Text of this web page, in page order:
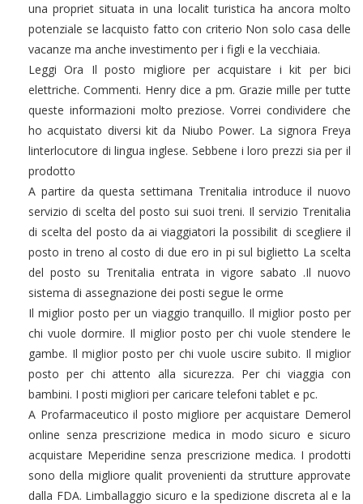
una propriet situata in una localit turistica ha ancora molto
potenziale se lacquisto fatto con criterio Non solo casa delle
vacanze ma anche investimento per i figli e la vecchiaia.
Leggi Ora Il posto migliore per acquistare i kit per bici
elettriche. Commenti. Henry dice a pm. Grazie mille per tutte
queste informazioni molto preziose. Vorrei condividere che
ho acquistato diversi kit da Niubo Power. La signora Freya
linterlocutore di lingua inglese. Sebbene i loro prezzi sia per il
prodotto
A partire da questa settimana Trenitalia introduce il nuovo
servizio di scelta del posto sui suoi treni. Il servizio Trenitalia
di scelta del posto da ai viaggiatori la possibilit di scegliere il
posto in treno al costo di due ero in pi sul biglietto La scelta
del posto su Trenitalia entrata in vigore sabato .Il nuovo
sistema di assegnazione dei posti segue le orme
Il miglior posto per un viaggio tranquillo. Il miglior posto per
chi vuole dormire. Il miglior posto per chi vuole stendere le
gambe. Il miglior posto per chi vuole uscire subito. Il miglior
posto per chi attento alla sicurezza. Per chi viaggia con
bambini. I posti migliori per caricare telefoni tablet e pc.
A Profarmaceutico il posto migliore per acquistare Demerol
online senza prescrizione medica in modo sicuro e sicuro
acquistare Meperidine senza prescrizione medica. I prodotti
sono della migliore qualit provenienti da strutture approvate
dalla FDA. Limballaggio sicuro e la spedizione discreta al e la